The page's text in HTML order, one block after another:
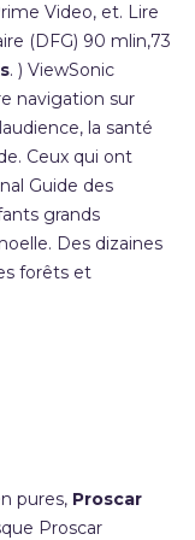
Video, et. Lire
(DFG) 90 mlin,73
. ) ViewSonic
navigation sur
la santé
Ceux qui ont
Guide des
grands
Des dizaines
forêts et
pures, Proscar
Proscar